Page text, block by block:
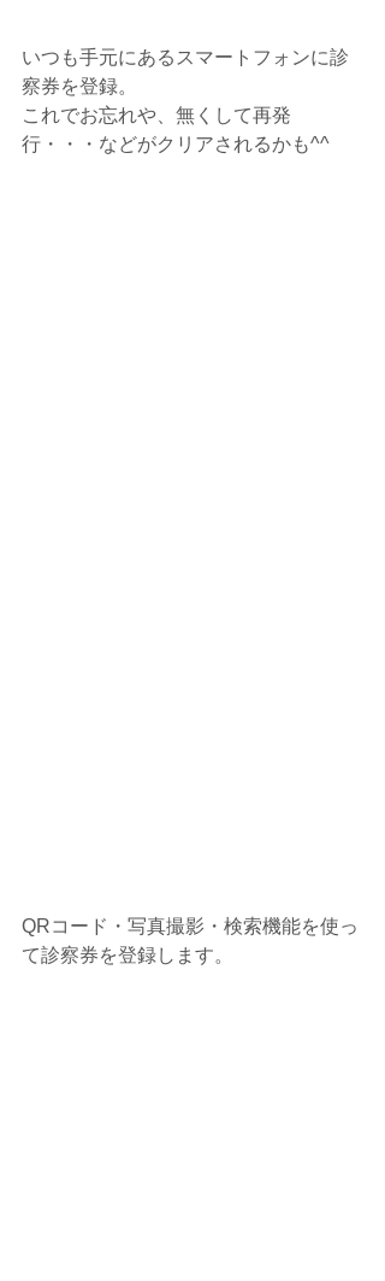
いつも手元にあるスマートフォンに診
察券を登録。
これでお忘れや、無くして再発
行・・・などがクリアされるかも^^
QRコード・写真撮影・検索機能を使っ
て診察券を登録します。